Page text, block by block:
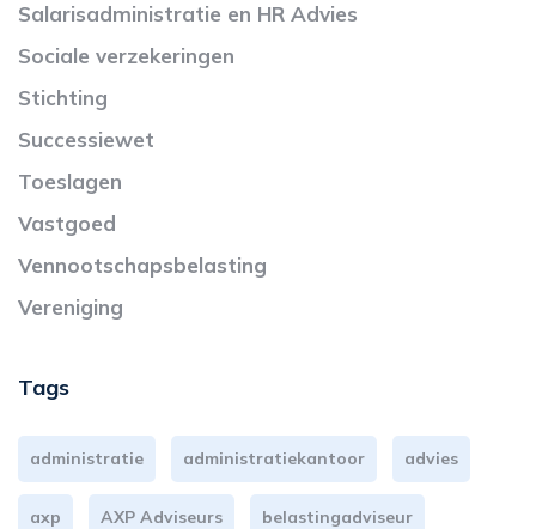
Salarisadministratie en HR Advies
Sociale verzekeringen
Stichting
Successiewet
Toeslagen
Vastgoed
Vennootschapsbelasting
Vereniging
Tags
administratie administratiekantoor advies
axp AXP Adviseurs belastingadviseur